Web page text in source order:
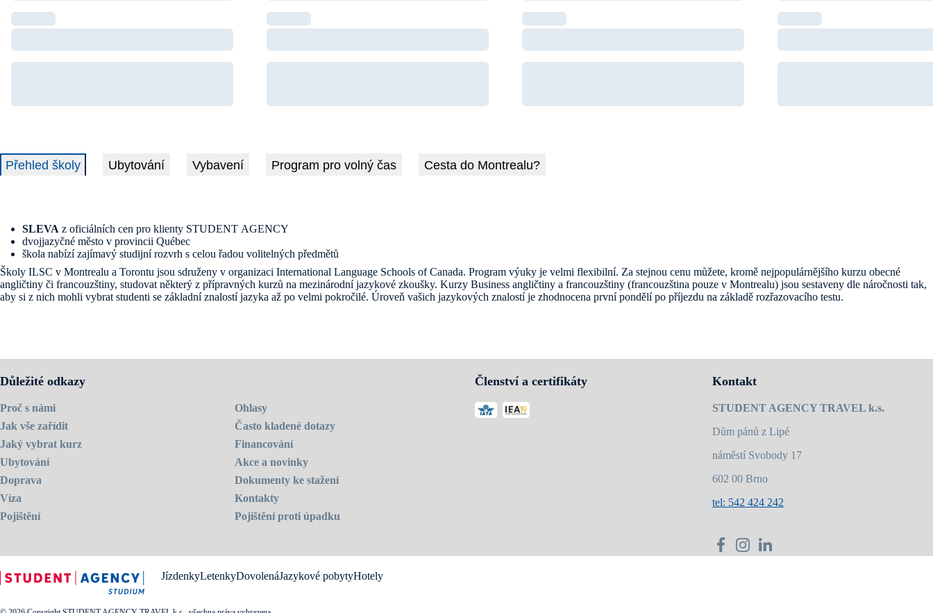
Přehled školy Ubytování Vybavení Program pro volný čas Cesta do Montrealu?
SLEVA z oficiálních cen pro klienty STUDENT AGENCY
dvojjazyčné město v provincii Québec
škola nabízí zajímavý studijní rozvrh s celou řadou volitelných předmětů
Školy ILSC v Montrealu a Torontu jsou sdruženy v organizaci International Language Schools of Canada. Program výuky je velmi flexibilní. Za stejnou cenu můžete, kromě nejpopulárnějšího kurzu obecné
angličtiny či francouzštiny, studovat některý z přípravných kurzů na mezinárodní jazykové zkoušky. Kurzy Business angličtiny a francouzštiny (francouzština pouze v Montrealu) jsou sestaveny dle náročnosti tak,
aby si z nich mohli vybrat studenti se základní znalostí jazyka až po velmi pokročilé. Úroveň vašich jazykových znalostí je zhodnocena první pondělí po příjezdu na základě rozřazovacího testu.
Navštivtedomovskou stránku školy.
Důležité odkazy
Proč s námi
Jak vše zařídit
Jaký vybrat kurz
Ubytování
Doprava
Víza
Pojištění
Ohlasy
Často kladené dotazy
Financování
Akce a novinky
Dokumenty ke stažení
Kontakty
Pojištění proti úpadku
Členství a certifikáty Kontakt
STUDENT AGENCY TRAVEL k.s.
Dům pánů z Lipé
náměstí Svobody 17
602 00 Brno
tel: 542 424 242
JízdenkyLetenkyDovolenáJazykové pobytyHotely